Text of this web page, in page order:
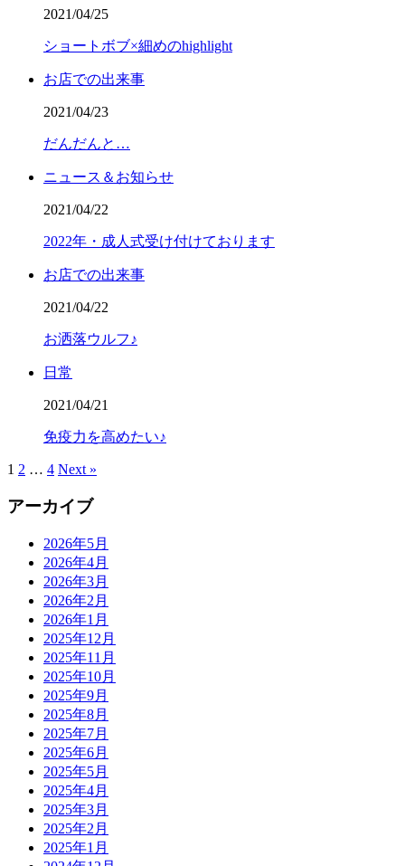
2021/04/25
ショートボブ×細めのhighlight
お店での出来事
2021/04/23
だんだんと…
ニュース＆お知らせ
2021/04/22
2022年・成人式受け付けております
お店での出来事
2021/04/22
お洒落ウルフ♪
日常
2021/04/21
免疫力を高めたい♪
1 2 … 4 Next »
アーカイブ
2026年5月
2026年4月
2026年3月
2026年2月
2026年1月
2025年12月
2025年11月
2025年10月
2025年9月
2025年8月
2025年7月
2025年6月
2025年5月
2025年4月
2025年3月
2025年2月
2025年1月